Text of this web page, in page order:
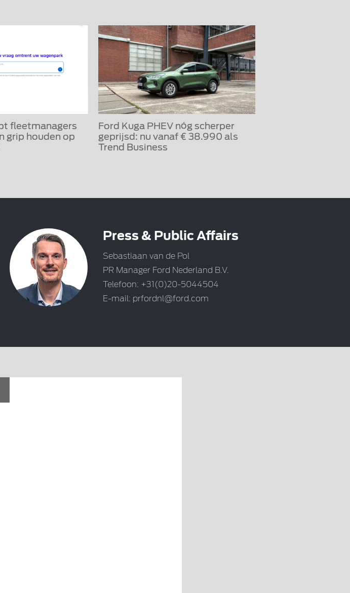
fleetmanagers
grip houden op
Ford Kuga PHEV nóg scherper
geprijsd: nu vanaf € 38.990 als
Trend Business
Press & Public Affairs
Sebastiaan van de Pol
PR Manager Ford Nederland B.V.
Telefoon: +31(0)20-5044504
E-mail: prfordnl@ford.com